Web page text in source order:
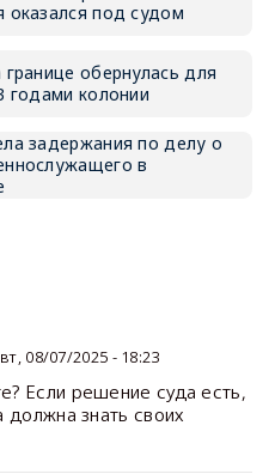
оказался под судом
обернулась для
годами колонии
задержания по делу о
в
вт, 08/07/2025 - 18:23
Если решение суда есть,
должна знать своих